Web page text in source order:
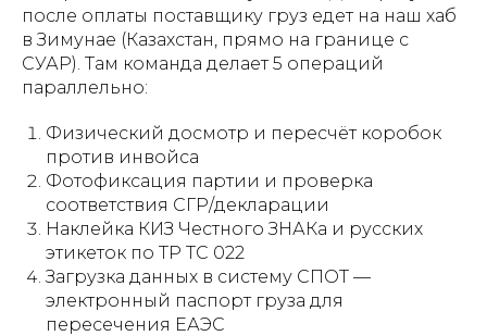
после оплаты поставщику груз едет на наш хаб
в Зимунае (Казахстан, прямо на границе с
СУАР). Там команда делает 5 операций
параллельно:
Физический досмотр и пересчёт коробок
против инвойса
Фотофиксация партии и проверка
соответствия СГР/декларации
Наклейка КИЗ Честного ЗНАКа и русских
этикеток по ТР ТС 022
Загрузка данных в систему СПОТ —
электронный паспорт груза для
пересечения ЕАЭС